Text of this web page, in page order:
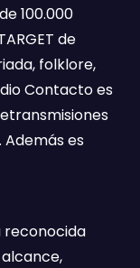
100.000
de
folklore,
Contacto es
es
reconocida